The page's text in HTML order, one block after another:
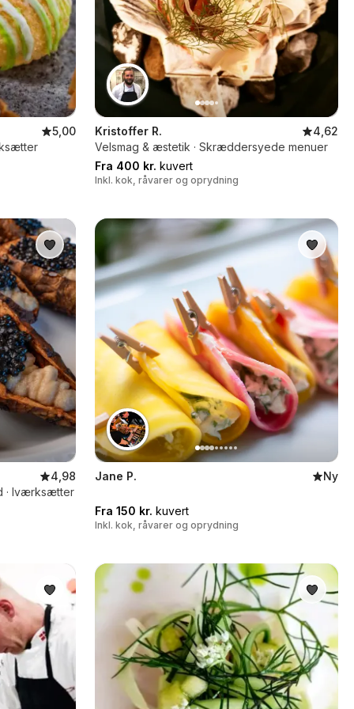
5,00
Kristoffer R.
4,62
Velsmag & æstetik · Skræddersyede menuer
Fra 400 kr. kuvert
Inkl. kok, råvarer og oprydning
4,98
· Iværksætter
Jane P. Ny
Fra 150 kr. kuvert
Inkl. kok, råvarer og oprydning